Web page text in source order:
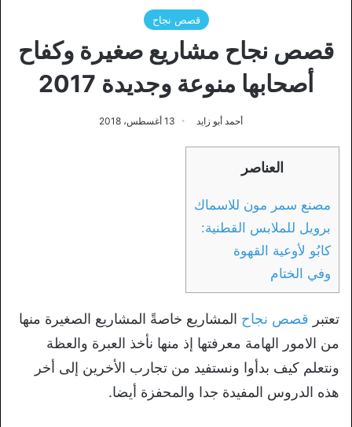
قصص نجاح
قصص نجاح مشاريع صغيرة وكفاح
أصحابها منوعة وجديدة 2017
أحمد أبو زايد 13 أغسطس، 2018
العناصر
مصنع سمر مون للاسماك
برويل للملابس القطنية:
كابُو لأوعية القهوة
وفي الختام
تعتبر قصص نجاح المشاريع خاصةً المشاريع الصغيرة منها
من الامور الهامة معرفتها إذ منها نأخذ العبرة والعظة
ونتعلم كيف بدأوا ونستفيد من تجارب الأخرين إلى أخر
هذه الدروس المفيدة جدا والمحفزة أيضا.